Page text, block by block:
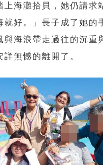
上海灘拾貝，她仍請求
就好。」長子成了她的
與海浪帶走過往的沉重
詳無憾的離開了。